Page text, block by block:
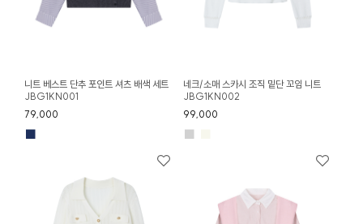
니트 베스트 단추 포인트 셔츠 배색 세트
JBG1KN001
79,000
■
네크/소매 스카시 조직 밑단 꼬임 니트
JBG1KN002
99,000
■